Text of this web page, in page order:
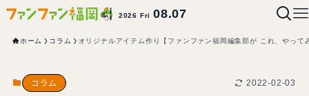
2026 Fri08.07
ホーム コラム オリジナルアイテム作り【ファンファン福岡編集部が これ、やって
コラム 2022-02-03